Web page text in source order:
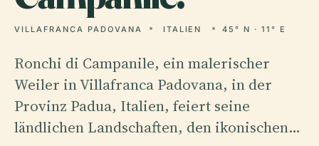
VILLAFRANCA PADOVANA ITALIEN 45° N · 11° E
Ronchi di Campanile, ein malerischer
Weiler in Villafranca Padovana, in der
Provinz Padua, Italien, feiert seine
ländlichen Landschaften, den ikonischen…